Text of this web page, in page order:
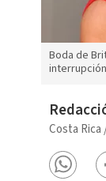
Boda de
Costa Rica